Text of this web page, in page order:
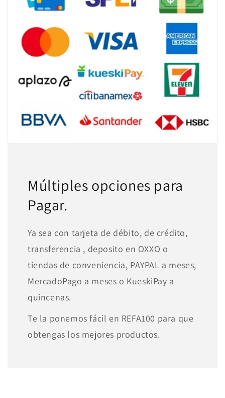
Múltiples opciones para
Pagar.
Ya sea con tarjeta de débito, de crédito,
transferencia , deposito en OXXO o
tiendas de conveniencia, PAYPAL a meses,
MercadoPago a meses o KueskiPay a
quincenas.
Te la ponemos fácil en REFA100 para que
obtengas los mejores productos.